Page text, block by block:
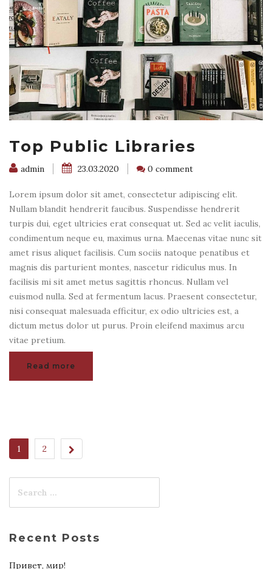
Top Public Libraries
admin 23.03.2020 0 comment
Lorem ipsum dolor sit amet, consectetur adipiscing elit.
Nullam blandit hendrerit faucibus. Suspendisse hendrerit
turpis dui, eget ultricies erat consequat ut. Sed ac velit iaculis,
condimentum neque eu, maximus urna. Maecenas vitae nunc sit
amet risus aliquet facilisis. Cum sociis natoque penatibus et
magnis dis parturient montes, nascetur ridiculus mus. In
facilisis mi sit amet metus sagittis rhoncus. Nullam vel
euismod nulla. Sed at fermentum lacus. Praesent consectetur,
nisi consequat malesuada efficitur, ex odio ultricies est, a
dictum metus dolor ut purus. Proin eleifend maximus arcu
vitae pretium.
Read more
1 2
Recent Posts
Привет, мир!